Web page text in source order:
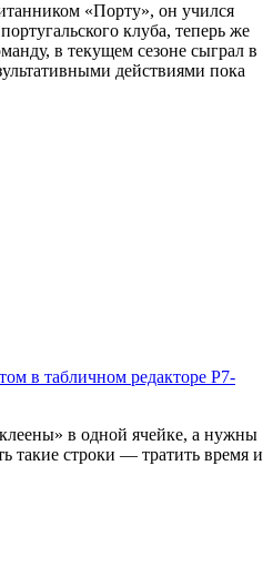
«Порту», он учился
клуба, теперь же
в текущем сезоне сыграл в
действиями пока
в табличном редакторе Р7-
в одной ячейке, а нужны
такие строки — тратить время и